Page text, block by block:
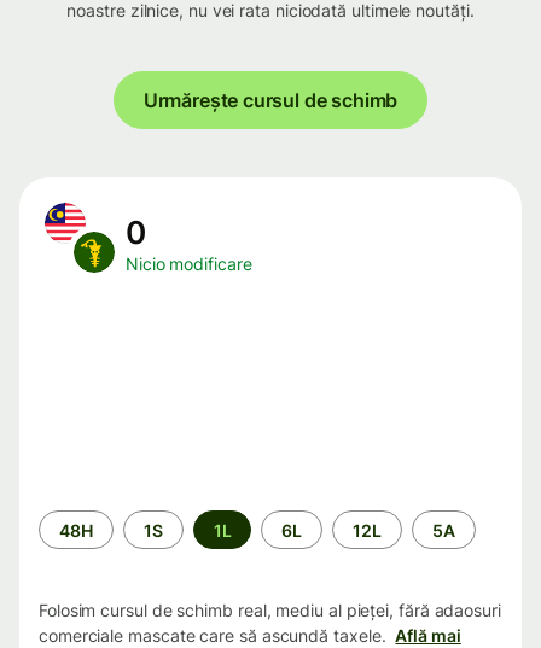
noastre zilnice, nu vei rata niciodată ultimele noutăți.
Urmărește cursul de schimb
0
Nicio modificare
Perioada
48H 1S 1L 6L 12L 5A
Folosim cursul de schimb real, mediu al pieței, fără adaosuri
comerciale mascate care să ascundă taxele. Află mai